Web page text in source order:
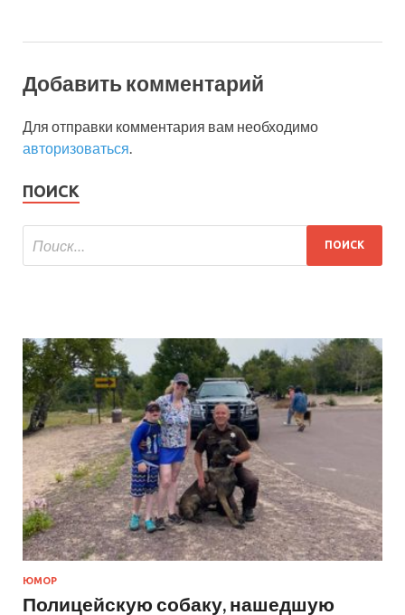
Добавить комментарий
Для отправки комментария вам необходимо
авторизоваться.
ПОИСК
ЮМОР
Полицейскую собаку, нашедшую